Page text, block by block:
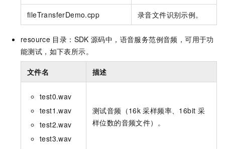
fileTransferDemo.cpp 录音文件识别示例。
resource 目录：SDK 源码中，语音服务范例音频，可用于功
能测试，如下表所示。
文件名 描述
test0.wav
test1.wav
test2.wav
test3.wav
测试音频（16k 采样频率、16bit 采
样位数的音频文件）。